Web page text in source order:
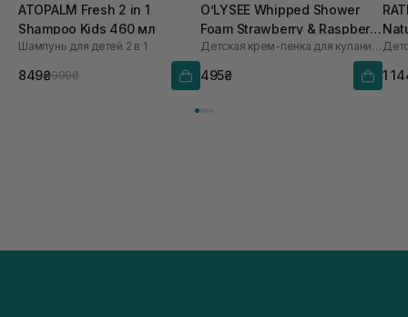
ATOPALM Fresh 2 in 1
Shampoo Kids 460 мл
Шампунь для детей 2 в 1
849₴999₴
O’LYSEE Whipped Shower
Foam Strawberry & Raspberry
250 мл
Детская крем-пенка для купания 3 в 1 с ароматом клубники и малины
495₴
мл
1